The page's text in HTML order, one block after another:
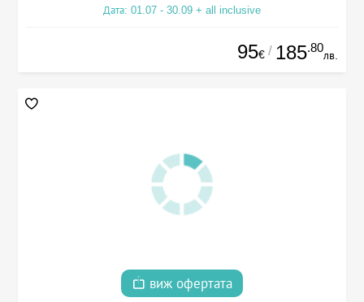
Дата: 01.07 - 30.09 + all inclusive
95€ / 185.80
лв.
виж офертата